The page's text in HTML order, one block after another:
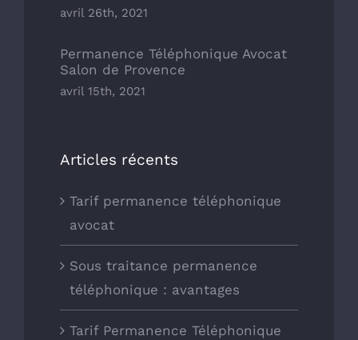
avril 26th, 2021
Permanence Téléphonique Avocat
Salon de Provence
avril 15th, 2021
Articles récents
Tarif permanence téléphonique
avocat
Sous traitance permanence
téléphonique : avantages
Tarif Permanence Téléphonique